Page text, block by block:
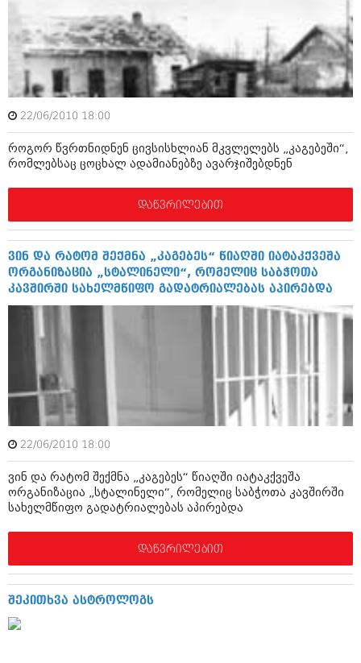
იანვარი 2016 (206)
დეკემბერი 2015 (207)
ნოემბერი 2015 (264)
ოქტომბერი 2015 (204)
სექტემბერი 2015 (215)
აგვისტო 2015 (286)
ივნისი 2015 (261)
აპრილი 2015 (208)
მარტი 2015 (365)
თებერვალი 2015 (286)
იანვარი 2015 (247)
დეკემბერი 2014 (342)
ოქტომბერი 2014 (292)
სექტემბერი 2014 (394)
აგვისტო 2014 (248)
თებერვალი 2014 (318)
იანვარი 2014 (297)
დეკემბერი 2013 (365)
ნოემბერი 2013 (279)
ოქტომბერი 2013 (256)
სექტემბერი 2013 (368)
აგვისტო 2013 (89)
ივლისი 2013 (182)
ივნისი 2013 (212)
აპრილი 2013 (304)
თებერვალი 2013 (204)
დეკემბერი 2012 (98)
22/06/2010 18:00
როგორ წვრთნიდნენ ცივსისხლიან მკვლელებს „კაგებეში“,
რომლებსაც ცოცხალ ადამიანებზე ავარჯიშებდნენ
დაწვრილებით
ვინ და რატომ შექმნა „კაგებეს“ წიაღში იატაკქვეშა
ორგანიზაცია „სტალინელი“, რომელიც საბჭოთა
კავშირში სახელმწიფო გადატრიალებას აპირებდა
22/06/2010 18:00
ვინ და რატომ შექმნა „კაგებეს“ წიაღში იატაკქვეშა
ორგანიზაცია „სტალინელი“, რომელიც საბჭოთა კავშირში
სახელმწიფო გადატრიალებას აპირებდა
დაწვრილებით
შეკითხვა ასტროლოგს